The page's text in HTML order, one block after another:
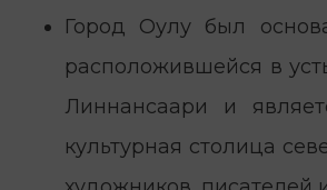
Город Оулу был
расположившейся в
Линнансаари и
культурная столица